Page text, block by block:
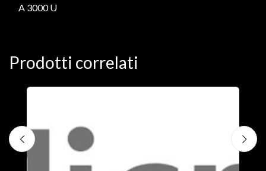
A 3000 U
Prodotti correlati